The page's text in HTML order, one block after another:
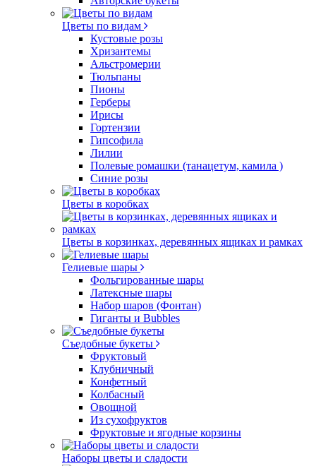
Цветы по видам
Кустовые розы
Хризантемы
Альстромерии
Тюльпаны
Пионы
Герберы
Ирисы
Гортензии
Гипсофила
Лилии
Полевые ромашки (танацетум, камила )
Синие розы
Цветы в коробках
Цветы в корзинках, деревянных ящиках и рамках
Гелиевые шары
Фольгированные шары
Латексные шары
Набор шаров (Фонтан)
Гиганты и Bubbles
Съедобные букеты
Фруктовый
Клубничный
Конфетный
Колбасный
Овощной
Из сухофруктов
Фруктовые и ягодные корзины
Наборы цветы и сладости